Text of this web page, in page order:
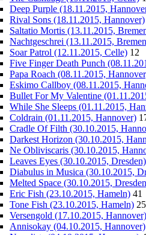
Deep Purple (18.11.2015,
Rival Sons (18.11.2015, Hannover)
Saltatio Mortis (13.11.2015,
Nachtgeschrei (13.11.2015,
Soar Patrol (12.11.2015, Celle) 12
Five Finger Death Punch
Papa Roach (08.11.2015,
Eskimo Callboy (08.11.2015,
Bullet For My Valentine
While She Sleeps (01.11.2015,
Coldrain (01.11.2015, Hannover)
Cradle Of Filth (30.10.2015,
Darkest Horizon (30.10.2015,
Ne Obliviscaris (30.10.2015,
Leaves Eyes (30.10.2015, Dresden)
Diabulus in Musica (30.10.2015,
Melted Space (30.10.2015,
Eric Fish (23.10.2015, Hameln) 41
Tone Fish (23.10.2015, Hameln) 25
Versengold (17.10.2015, Hannover)
Annisokay (04.10.2015, Hannover)